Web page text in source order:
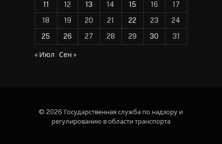
11
12 13 14 15 16
17
18
19 20 21 22 23
24
25
26 27 28 29 30 31
« Июл Сен »
© 2026 Государственная служба по надзору и
регулированию в области транспорта